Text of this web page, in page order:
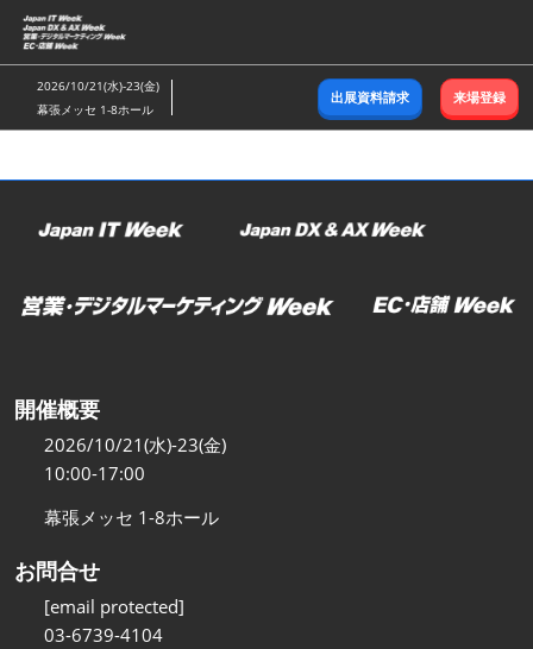
ス
キ
ッ
し
2026/10/21(水)-23(金)
幕張メッセ 1-8ホール
出展資料請求 来場登録
開催概要
2026/10/21(水)-23(金)
10:00-17:00
幕張メッセ 1-8ホール
お問合せ
[email protected]
03-6739-4104